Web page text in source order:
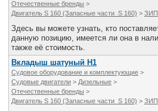
Отечественные бренды >
Двигатель S 160 (Запасные части S 160) > ЗИП
Здесь вы можете узнать, кто
данную позицию, имеется ли она в
также её стоимость.
Вкладыш шатуный Н1
Судовое оборудование и комплектующие >
Судовые двигатели > Дизельные >
Отечественные бренды >
Двигатель S 160 (Запасные части S 160) > ЗИП